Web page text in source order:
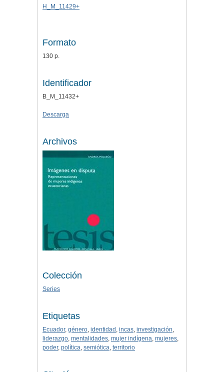
H_M_11429+
Formato
130 p.
Identificador
B_M_11432+
Descarga
Archivos
Colección
Series
Etiquetas
Ecuador, género, identidad , incas, investigación,
liderazgo, mentalidades, mujer indígena, mujeres,
poder, política, semiótica, territorio